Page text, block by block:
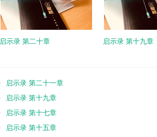
启示录 第二十章 启示录 第十九章
启示录 第二十一章
启示录 第十九章
启示录 第十七章
启示录 第十五章